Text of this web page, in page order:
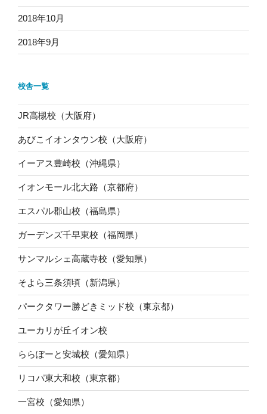
2018年10月
2018年9月
校舎一覧
JR高槻校（大阪府）
あびこイオンタウン校（大阪府）
イーアス豊崎校（沖縄県）
イオンモール北大路（京都府）
エスパル郡山校（福島県）
ガーデンズ千早東校（福岡県）
サンマルシェ高蔵寺校（愛知県）
そよら三条須頃（新潟県）
パークタワー勝どきミッド校（東京都）
ユーカリが丘イオン校
ららぽーと安城校（愛知県）
リコパ東大和校（東京都）
一宮校（愛知県）